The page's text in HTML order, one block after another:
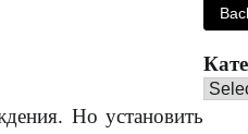
Но установить